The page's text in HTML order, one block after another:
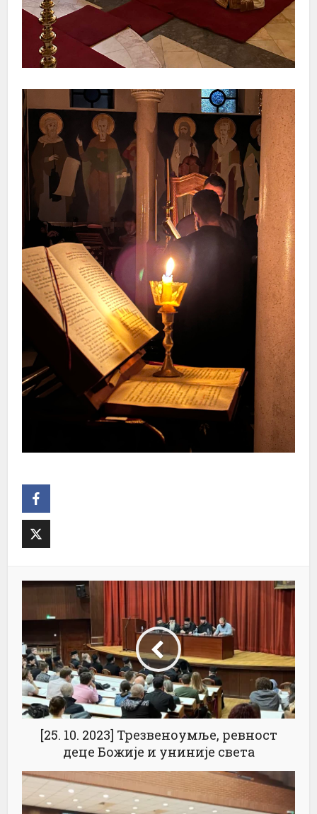
[25. 10. 2023] Трезвеноумље, ревност
деце Божије и униније света